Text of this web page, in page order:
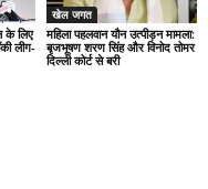
के लिए
लीग-
खेल जगत
महिला पहलवान यौन उत्पीड़न मामला:
बृजभूषण शरण सिंह और विनोद तोमर
दिल्ली कोर्ट से बरी